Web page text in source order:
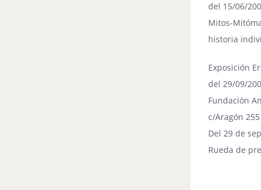
del 15/06/
Mitos-
historia
Exposición
del 29/09/
Fundación
c/Aragón 255
Del 29 de
Rueda de